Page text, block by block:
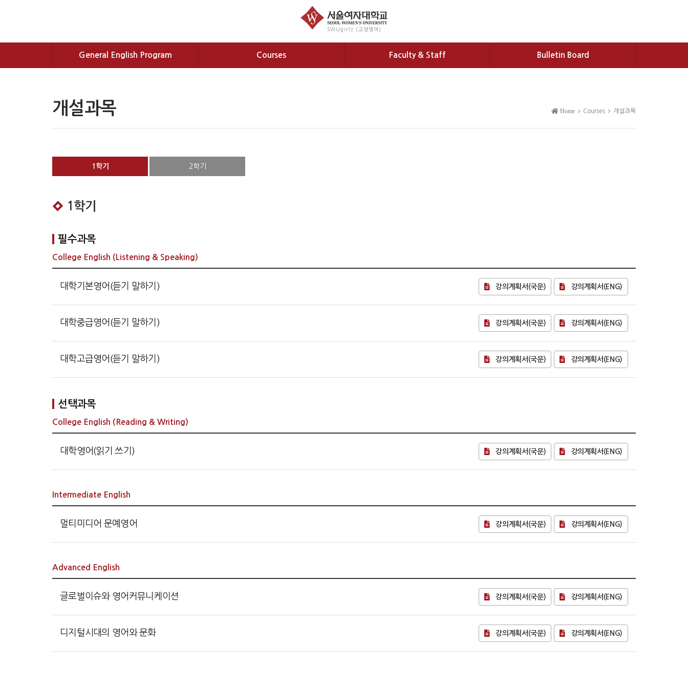
SWUgirlz (교양영어)
General English Program Courses Faculty & Staff Bulletin Board
개설과목 Home Courses 개설과목
1학기 2학기
1학기
필수과목
College English (Listening & Speaking)
대학기본영어(듣기 말하기) 강의계획서(국문) 강의계획서(ENG)
대학중급영어(듣기 말하기) 강의계획서(국문) 강의계획서(ENG)
대학고급영어(듣기 말하기) 강의계획서(국문) 강의계획서(ENG)
선택과목
College English (Reading & Writing)
대학영어(읽기 쓰기) 강의계획서(국문) 강의계획서(ENG)
Intermediate English
멀티미디어 문예영어 강의계획서(국문) 강의계획서(ENG)
Advanced English
글로벌이슈와 영어커뮤니케이션 강의계획서(국문) 강의계획서(ENG)
디지털시대의 영어와 문화 강의계획서(국문) 강의계획서(ENG)